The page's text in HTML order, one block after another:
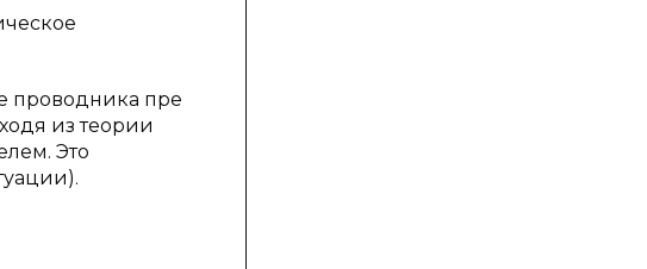
проводника пре
из теории
Это